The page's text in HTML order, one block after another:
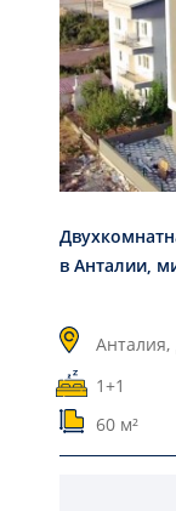
в Анталии,
Анталия,
1+1
60 м²